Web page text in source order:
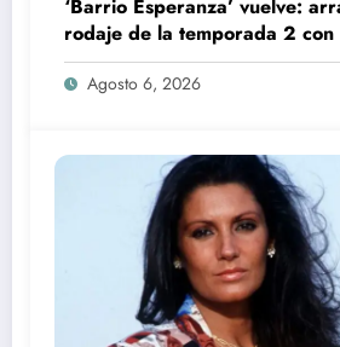
‘Barrio Esperanza’ vuelve:
rodaje de la temporada 2 con
incorporación de María Castro
Agosto 6, 2026